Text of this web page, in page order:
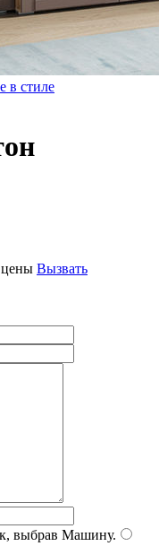
в стиле
цены Вызвать
выбрав Машину.